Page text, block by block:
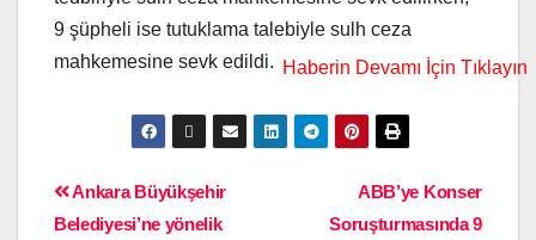
9 şüpheli ise tutuklama talebiyle sulh ceza
mahkemesine sevk edildi.
ABB’ye Konser
Soruşturmasında 9
Ankara Büyükşehir
Belediyesi’ne yönelik